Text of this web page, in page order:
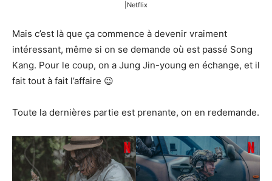
|Netflix
Mais c’est là que ça commence à devenir vraiment
intéressant, même si on se demande où est passé Song
Kang. Pour le coup, on a Jung Jin-young en échange, et il
fait tout à fait l’affaire 😉
Toute la dernières partie est prenante, on en redemande.